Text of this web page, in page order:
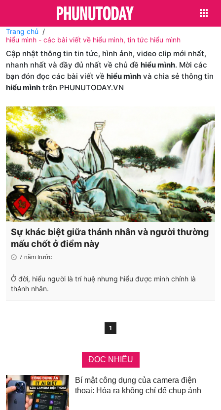
Trang chủ
hiểu mình - các bài viết về hiểu mình, tin tức hiểu mình
Cập nhật thông tin tin tức, hình ảnh, video clip mới nhất,
nhanh nhất và đầy đủ nhất về chủ đề hiểu mình. Mời các
bạn đón đọc các bài viết về hiểu mình và chia sẻ thông tin
hiểu mình trên PHUNUTODAY.VN
Sự khác biệt giữa thánh nhân và người thường
mấu chốt ở điểm này
7 năm trước
Ở đời, hiểu người là trí huệ nhưng hiểu được mình chính là
thánh nhân.
1
ĐỌC NHIỀU
Bí mật công dụng của camera điện
thoại: Hóa ra không chỉ để chụp ảnh